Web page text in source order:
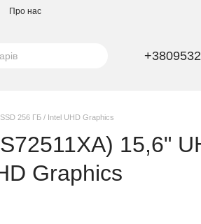
Про нас
256 ГБ / Intel UHD Graphics
15,6"
Graphics